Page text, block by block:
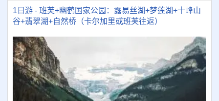
1日游 - 班芙+幽鹤国家公园：露易丝湖+梦莲湖+十峰山
谷+翡翠湖+自然桥（卡尔加里或班芙往返）